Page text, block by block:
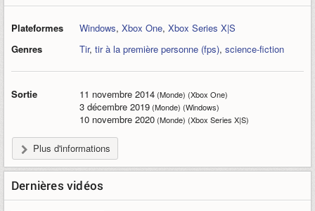
Plateformes Windows, Xbox One, Xbox Series X|S
Genres
Tir, tir à la première personne (fps), science-fiction
Sortie 11 novembre 2014(Monde) (Xbox One)
3 décembre 2019(Monde) (Windows)
10 novembre 2020(Monde) (Xbox Series X|S)
Plus d'informations
Dernières vidéos